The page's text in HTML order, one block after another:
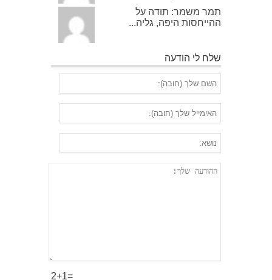
תמר משמר: תודה על
ההייחסות היפה, גליה...
שלח לי הודעה
2+1=